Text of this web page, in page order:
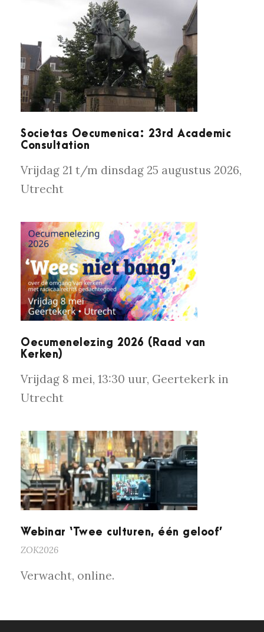
SOCIETAS OECUMENICA: 23RD
ACADEMIC CONSULTATION
Societas Oecumenica: 23rd Academic
Consultation
Vrijdag 21 t/m dinsdag 25 augustus 2026,
Utrecht
OECUMENELEZING 2026 (RAAD VAN
KERKEN)
Oecumenelezing 2026 (Raad van
Kerken)
Vrijdag 8 mei, 13:30 uur, Geertekerk in
Utrecht
WEBINAR ‘TWEE CULTUREN, ÉÉN
GELOOF’
Webinar ‘Twee culturen, één geloof’
ZOK2026
Verwacht, online.